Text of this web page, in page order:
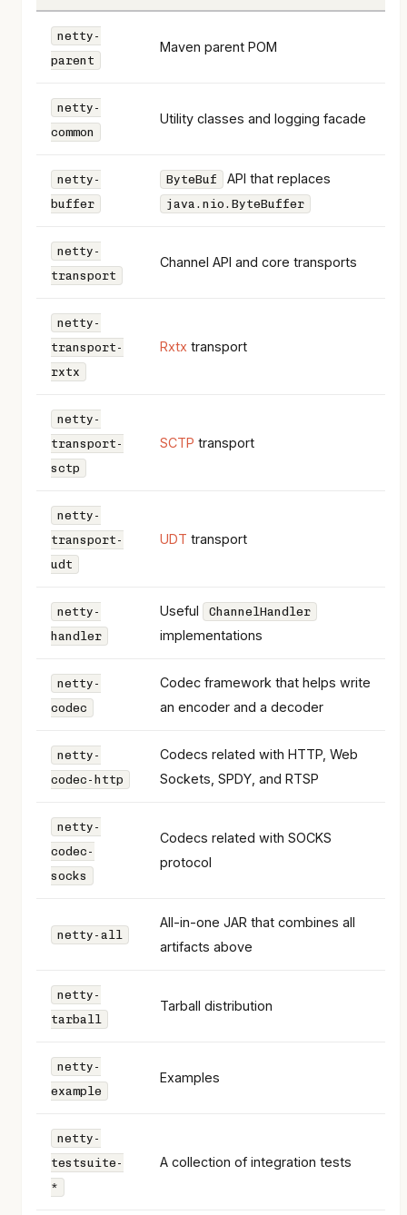
netty-
parent
Maven parent POM
netty-
common
Utility classes and logging facade
netty-
buffer
ByteBuf API that replaces
java.nio.ByteBuffer
netty-
transport
Channel API and core transports
netty-
transport-
rxtx
Rxtx transport
netty-
transport-
sctp
SCTP transport
netty-
transport-
udt
UDT transport
netty-
handler
Useful ChannelHandler
implementations
netty-
codec
Codec framework that helps write
an encoder and a decoder
netty-
codec-http
Codecs related with HTTP, Web
Sockets, SPDY, and RTSP
netty-
codec-
socks
Codecs related with SOCKS
protocol
netty-all
All-in-one JAR that combines all
artifacts above
netty-
tarball
Tarball distribution
netty-
example
Examples
netty-
testsuite-
*
A collection of integration tests